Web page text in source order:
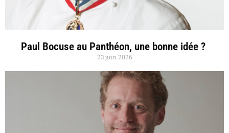
Paul Bocuse au Panthéon, une bonne idée ?
23 juin 2026